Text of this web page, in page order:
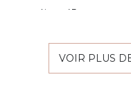
séjour 45 m²
VOIR PLUS